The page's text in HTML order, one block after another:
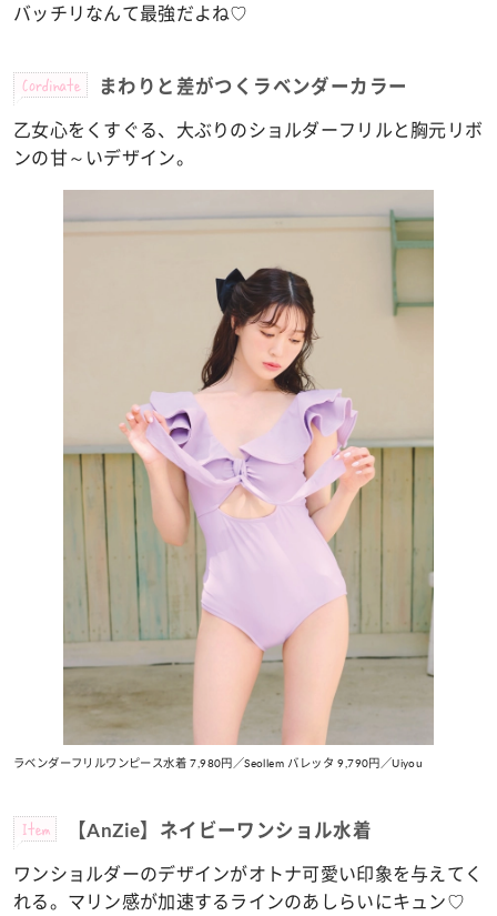
バッチリなんて最強だよね♡
Cordinate まわりと差がつくラベンダーカラー
乙女心をくすぐる、大ぶりのショルダーフリルと胸元リボ
ンの甘～いデザイン。
ラベンダーフリルワンピース水着 7,980円／Seollem バレッタ 9,790円／Uiyou
Item 【AnZie】ネイビーワンショル水着
ワンショルダーのデザインがオトナ可愛い印象を与えてく
れる。 マリン感が加速するラインのあしらいにキュン♡